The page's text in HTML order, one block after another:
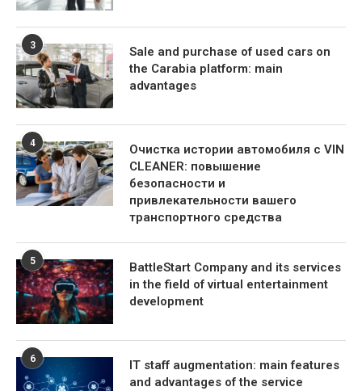
3
Sale and purchase of used cars on
the Carabia platform: main
advantages
4
Очистка истории автомобиля с VIN
CLEANER: повышение
безопасности и
привлекательности вашего
транспортного средства
5
BattleStart Company and its services
in the field of virtual entertainment
development
6
IT staff augmentation: main features
and advantages of the service